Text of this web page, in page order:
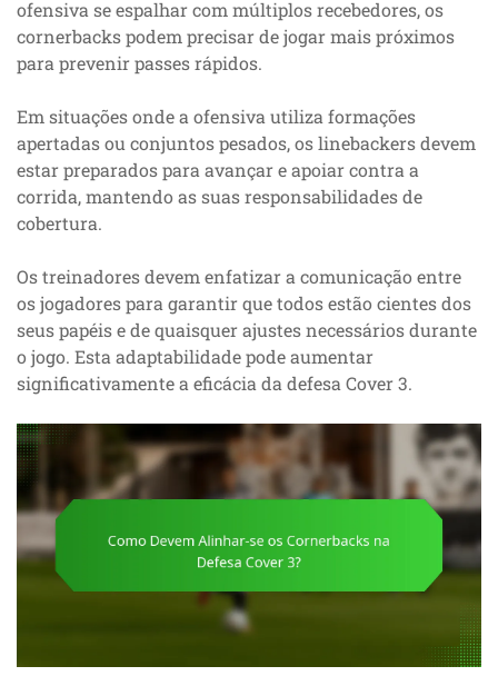
ofensiva se espalhar com múltiplos recebedores, os
cornerbacks podem precisar de jogar mais próximos
para prevenir passes rápidos.
Em situações onde a ofensiva utiliza formações
apertadas ou conjuntos pesados, os linebackers devem
estar preparados para avançar e apoiar contra a
corrida, mantendo as suas responsabilidades de
cobertura.
Os treinadores devem enfatizar a comunicação entre
os jogadores para garantir que todos estão cientes dos
seus papéis e de quaisquer ajustes necessários durante
o jogo. Esta adaptabilidade pode aumentar
significativamente a eficácia da defesa Cover 3.